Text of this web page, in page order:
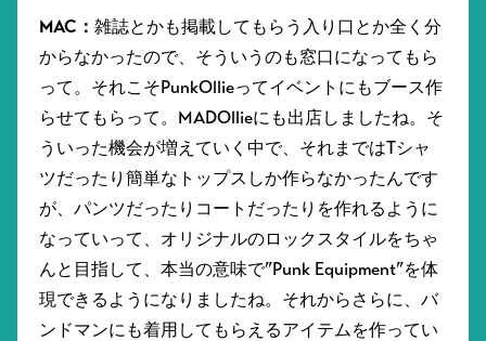
MAC： 雑誌とかも掲載してもらう入り口とか全く分
からなかったので、そういうのも窓口になってもら
って。それこそPunkOllieってイベントにもブース作
らせてもらって。MADOllieにも出店しましたね。そ
ういった機会が増えていく中で、それまではTシャ
ツだったり簡単なトップスしか作らなかったんです
が、パンツだったりコートだったりを作れるように
なっていって、オリジナルのロックスタイルをちゃ
んと目指して、本当の意味で”Punk Equipment”を体
現できるようになりましたね。それからさらに、バ
ンドマンにも着用してもらえるアイテムを作ってい